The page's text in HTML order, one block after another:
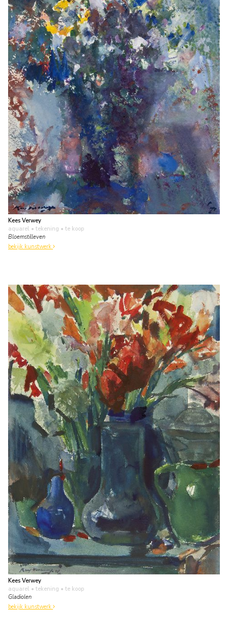
Kees Verwey
aquarel • tekening • te koop
Bloemstilleven
bekijk kunstwerk
Kees Verwey
aquarel • tekening • te koop
Gladiolen
bekijk kunstwerk